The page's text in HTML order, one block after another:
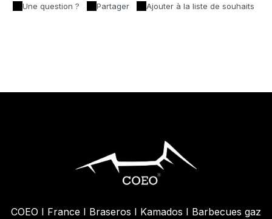
Une question ? Partager Ajouter à la liste de souhaits
COEO I France I Braseros I Kamados I Barbecues gaz